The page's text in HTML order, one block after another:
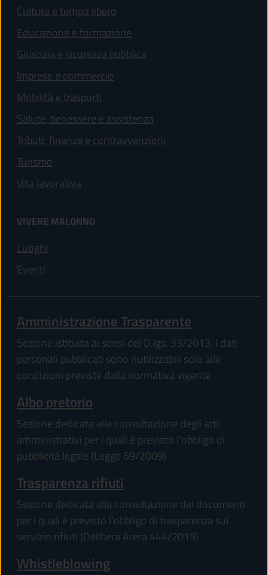
Cultura e tempo libero
Educazione e formazione
Giustizia e sicurezza pubblica
Imprese e commercio
Mobilità e trasporti
Salute, benessere e assistenza
Tributi, finanze e contravvenzioni
Turismo
Vita lavorativa
VIVERE MALONNO
Luoghi
Eventi
Amministrazione Trasparente
Sezione istituita ai sensi del D.lgs. 33/2013. I dati
personali pubblicati sono riutilizzabili solo alle
condizioni previste dalla normativa vigente
Albo pretorio
Sezione dedicata alla consultazione degli atti
amministrativi per i quali è previsto l'obbligo di
pubblicità legale (Legge 69/2009)
Trasparenza rifiuti
Sezione dedicata alla consultazione dei documenti
per i quali è previsto l'obbligo di trasparenza sul
servizio rifiuti (Delibera Arera 444/2019)
Whistleblowing